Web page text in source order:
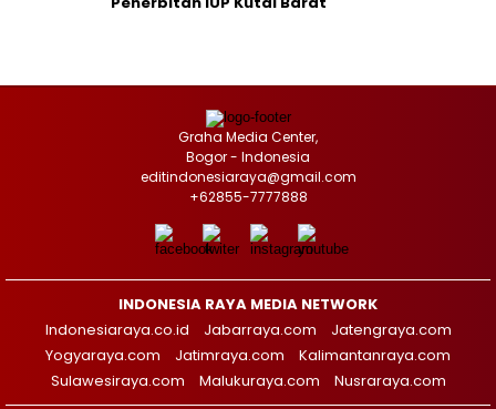
Graha Media Center,
Bogor - Indonesia
editindonesiaraya@gmail.com
+62855-7777888
INDONESIA RAYA MEDIA NETWORK
Indonesiaraya.co.id
Jabarraya.com
Jatengraya.com
Yogyaraya.com
Jatimraya.com
Kalimantanraya.com
Sulawesiraya.com
Malukuraya.com Nusraraya.com